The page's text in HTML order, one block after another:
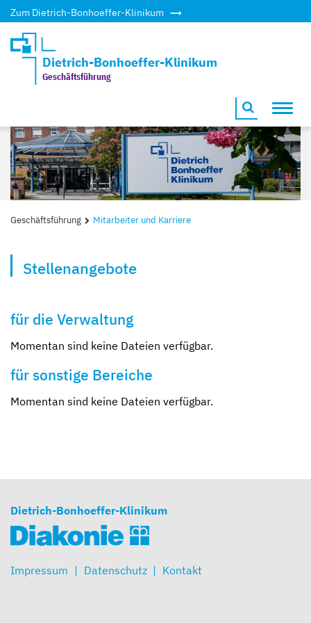
Zum Dietrich-Bonhoeffer-Klinikum
Dietrich-Bonhoeffer-Klinikum
Geschäftsführung
Geschäftsführung Mitarbeiter und Karriere
Stellenangebote
für die Verwaltung
Momentan sind keine Dateien verfügbar.
für sonstige Bereiche
Momentan sind keine Dateien verfügbar.
Dietrich-Bonhoeffer-Klinikum
Impressum Datenschutz Kontakt